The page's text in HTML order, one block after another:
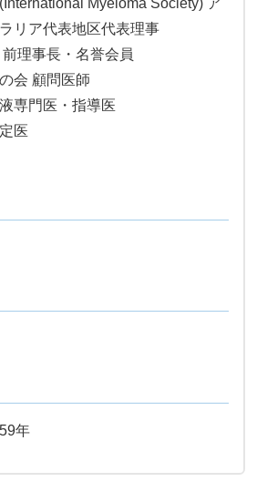
Myeloma Society) ア
リア代表地区代表理事
理事長・名誉会員
会 顧問医師
専門医・指導医
医
年